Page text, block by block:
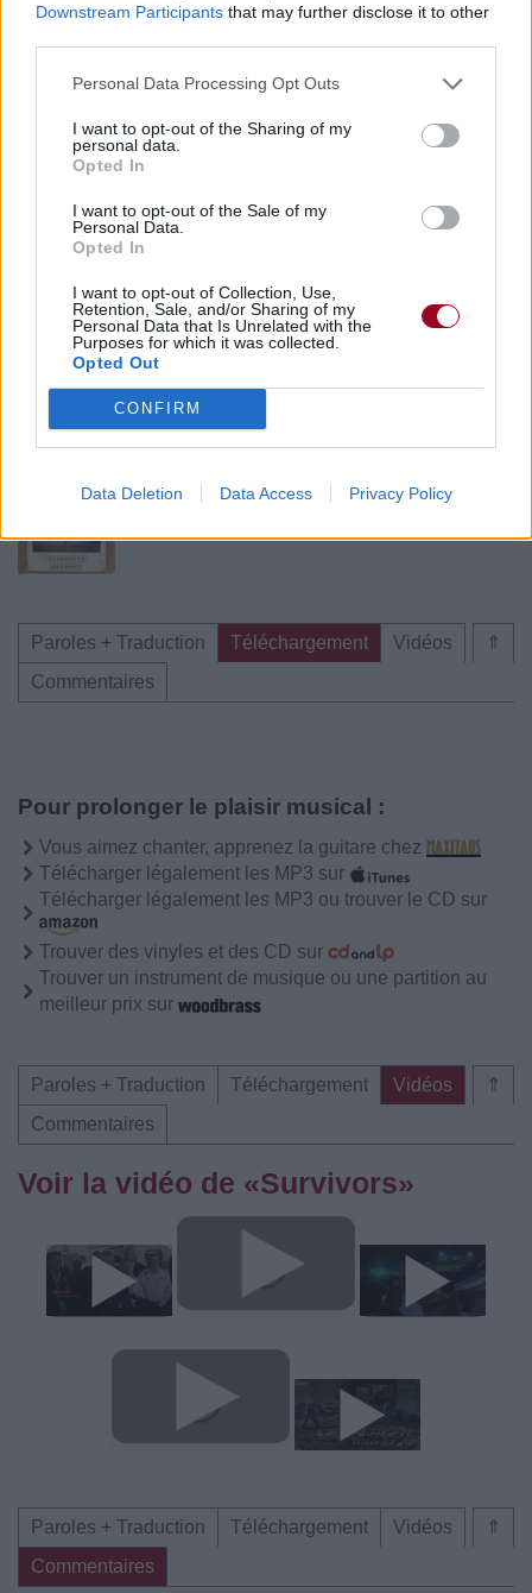
Downstream Participants that may further disclose it to other
Personal Data Processing Opt Outs
I want to opt-out of the Sharing of my
personal data.
Opted In
I want to opt-out of the Sale of my
Personal Data.
Opted In
I want to opt-out of Collection, Use,
Retention, Sale, and/or Sharing of my
Personal Data that Is Unrelated with the
Purposes for which it was collected.
Opted Out
CONFIRM
Data Deletion Data Access Privacy Policy
Publié par 2
à 12h57.
Chanteurs : Passenger
⇑
Paroles + Traduction Téléchargement
Vidéos
Commentaires
Pour prolonger le plaisir musical :
Vous aimez chanter, apprenez la guitare chez
Télécharger légalement les MP3 sur
Télécharger légalement les MP3 ou trouver le CD sur
Trouver des vinyles et des CD sur
Trouver un instrument de musique ou une partition au
meilleur prix sur
⇑
Paroles + Traduction Téléchargement
Vidéos
Commentaires
Voir la vidéo de «Survivors»
⇑
Paroles + Traduction Téléchargement
Vidéos
Commentaires